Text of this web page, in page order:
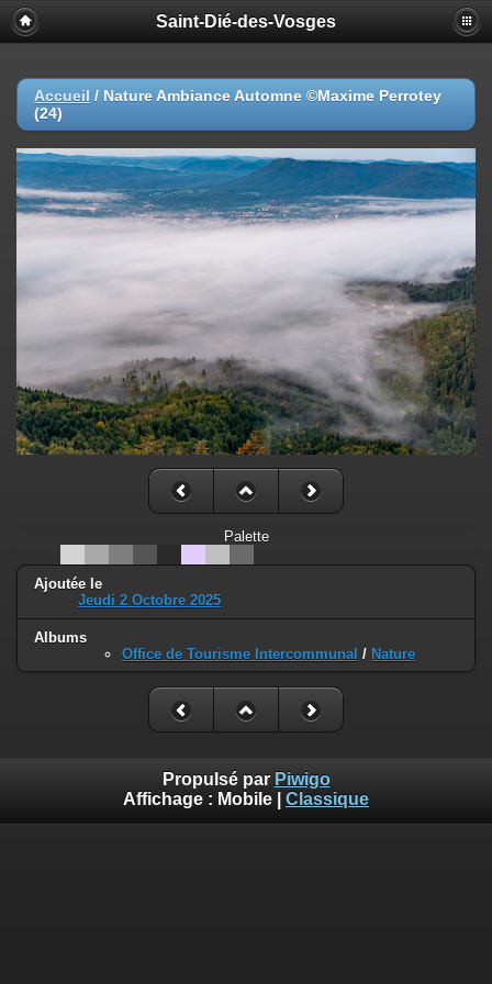
Saint-Dié-des-Vosges
Accueil / Nature Ambiance Automne ©Maxime Perrotey
(24)
Palette
Ajoutée le
Jeudi 2 Octobre 2025
Albums
Office de Tourisme Intercommunal / Nature
Propulsé par Piwigo
Affichage : Mobile Classique